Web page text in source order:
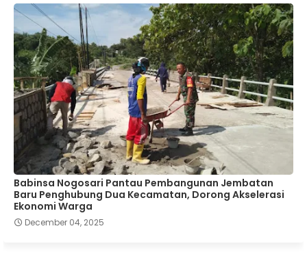
Babinsa Nogosari Pantau Pembangunan Jembatan
Baru Penghubung Dua Kecamatan, Dorong Akselerasi
Ekonomi Warga
December 04, 2025